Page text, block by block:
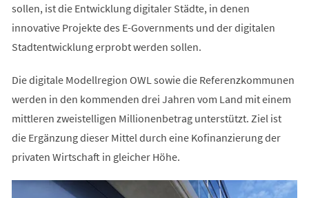
sollen, ist die Entwicklung digitaler Städte, in denen
innovative Projekte des E-Governments und der digitalen
Stadtentwicklung erprobt werden sollen.
Die digitale Modellregion OWL sowie die Referenzkommunen
werden in den kommenden drei Jahren vom Land mit einem
mittleren zweistelligen Millionenbetrag unterstützt. Ziel ist
die Ergänzung dieser Mittel durch eine Kofinanzierung der
privaten Wirtschaft in gleicher Höhe.